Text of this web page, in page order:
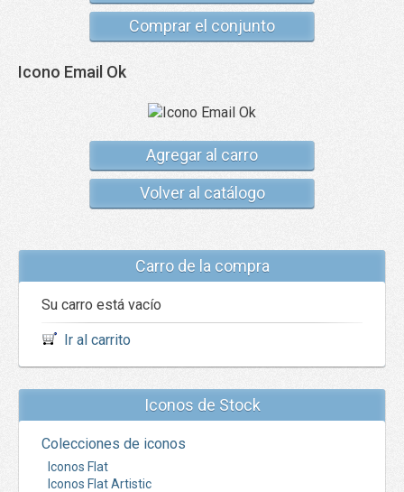
Comprar el conjunto
Icono Email Ok
Agregar al carro
Volver al catálogo
Carro de la compra
Su carro está vacío
Ir al carrito
Iconos de Stock
Colecciones de iconos
Iconos Flat
Iconos Flat Artistic